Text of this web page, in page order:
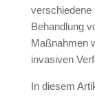
verschiedene
Behandlung
Maßnahmen
invasiven
In diesem